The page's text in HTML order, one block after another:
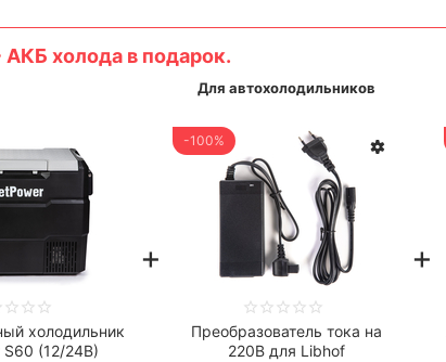
холода в подарок.
холодильник
S60 (12/24В)
+
Для автохолодильников
-100%
Преобразователь тока на
220В для Libhof
+